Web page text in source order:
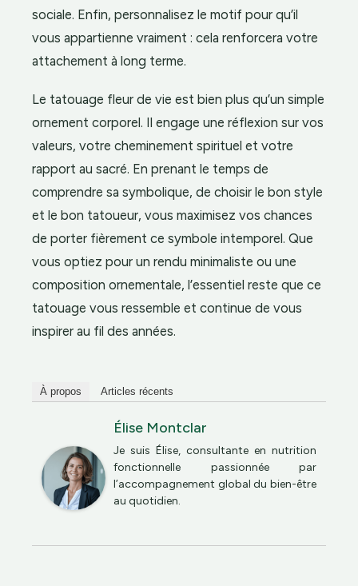
sociale. Enfin, personnalisez le motif pour qu’il
vous appartienne vraiment : cela renforcera votre
attachement à long terme.
Le tatouage fleur de vie est bien plus qu’un simple
ornement corporel. Il engage une réflexion sur vos
valeurs, votre cheminement spirituel et votre
rapport au sacré. En prenant le temps de
comprendre sa symbolique, de choisir le bon style
et le bon tatoueur, vous maximisez vos chances
de porter fièrement ce symbole intemporel. Que
vous optiez pour un rendu minimaliste ou une
composition ornementale, l’essentiel reste que ce
tatouage vous ressemble et continue de vous
inspirer au fil des années.
À propos Articles récents
Élise Montclar
Je suis Élise, consultante en nutrition
fonctionnelle passionnée par
l’accompagnement global du bien-être
au quotidien.